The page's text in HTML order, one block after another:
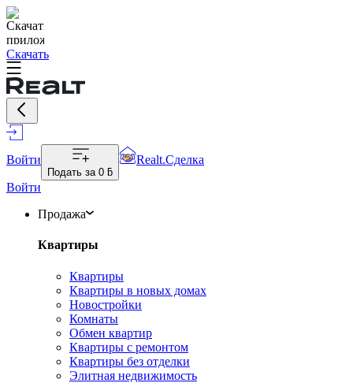
Скачать
Войти
Подать за 0 ƃ
Realt.Сделка
Войти
Продажа
Квартиры
Квартиры
Квартиры в новых домах
Новостройки
Комнаты
Обмен квартир
Квартиры с ремонтом
Квартиры без отделки
Элитная недвижимость